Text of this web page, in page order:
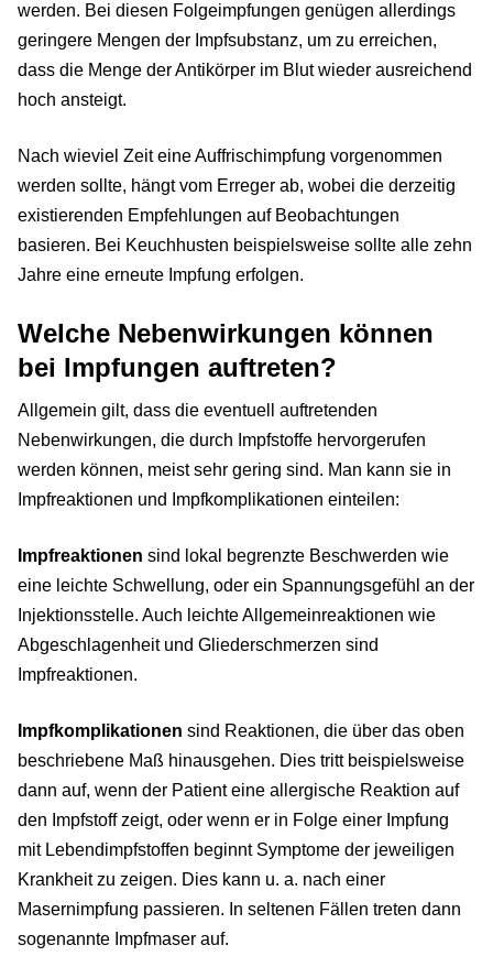
werden. Bei diesen Folgeimpfungen genügen allerdings
geringere Mengen der Impfsubstanz, um zu erreichen,
dass die Menge der Antikörper im Blut wieder ausreichend
hoch ansteigt.
Nach wieviel Zeit eine Auffrischimpfung vorgenommen
werden sollte, hängt vom Erreger ab, wobei die derzeitig
existierenden Empfehlungen auf Beobachtungen
basieren. Bei Keuchhusten beispielsweise sollte alle zehn
Jahre eine erneute Impfung erfolgen.
Welche Nebenwirkungen können
bei Impfungen auftreten?
Allgemein gilt, dass die eventuell auftretenden
Nebenwirkungen, die durch Impfstoffe hervorgerufen
werden können, meist sehr gering sind. Man kann sie in
Impfreaktionen und Impfkomplikationen einteilen:
Impfreaktionen sind lokal begrenzte Beschwerden wie
eine leichte Schwellung, oder ein Spannungsgefühl an der
Injektionsstelle. Auch leichte Allgemeinreaktionen wie
Abgeschlagenheit und Gliederschmerzen sind
Impfreaktionen.
Impfkomplikationen sind Reaktionen, die über das oben
beschriebene Maß hinausgehen. Dies tritt beispielsweise
dann auf, wenn der Patient eine allergische Reaktion auf
den Impfstoff zeigt, oder wenn er in Folge einer Impfung
mit Lebendimpfstoffen beginnt Symptome der jeweiligen
Krankheit zu zeigen. Dies kann u. a. nach einer
Masernimpfung passieren. In seltenen Fällen treten dann
sogenannte Impfmaser auf.